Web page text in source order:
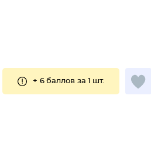
+ 6 баллов за 1 шт.